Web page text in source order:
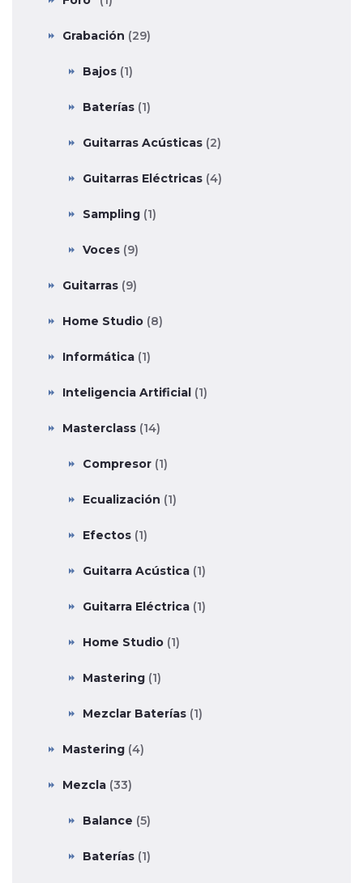
Grabación (29)
Bajos (1)
Baterías (1)
Guitarras Acústicas (2)
Guitarras Eléctricas (4)
Sampling (1)
Voces (9)
Guitarras (9)
Home Studio (8)
Informática (1)
Inteligencia Artificial (1)
Masterclass (14)
Compresor (1)
Ecualización (1)
Efectos (1)
Guitarra Acústica (1)
Guitarra Eléctrica (1)
Home Studio (1)
Mastering (1)
Mezclar Baterías (1)
Mastering (4)
Mezcla (33)
Balance (5)
Baterías (1)